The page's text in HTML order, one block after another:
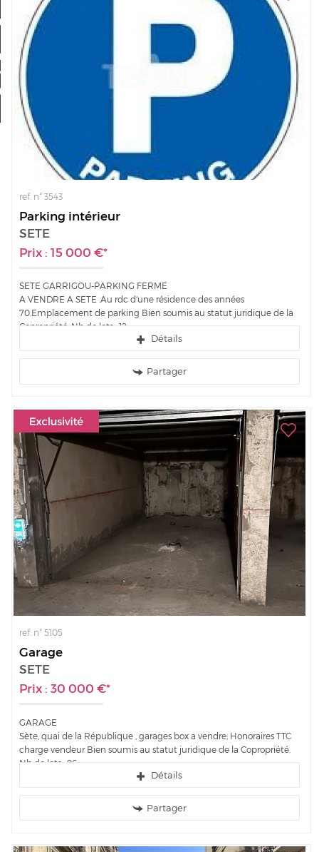
Nos offres
Mon compte
sélection
ref. n° 3543
Parking intérieur
SETE
Prix : 15 000 €*
SETE GARRIGOU-PARKING FERME
A VENDRE A SETE .Au rdc d'une résidence des années
70.Emplacement de parking Bien soumis au statut juridique de la
Copropriété. Nb de lots : 12....
Détails
Partager
ref. n° 5105
Garage
SETE
Prix : 30 000 €*
GARAGE
Sète, quai de la République , garages box a vendre; Honoraires TTC
charge vendeur Bien soumis au statut juridique de la Copropriété.
Nb de lots : 96....
Détails
Partager